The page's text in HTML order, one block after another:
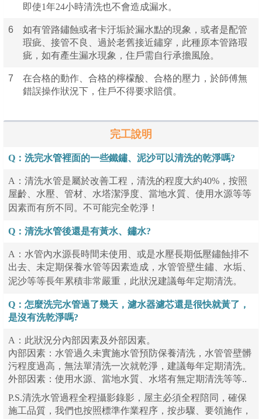
即使1年24小時清洗也不會造成漏水。
6
如有管路鏽蝕或者卡汙垢於漏水點的現象，或者是配管
瑕疵、接管不良、過於老舊接近鏽穿，此種原本管路瑕
疵，如有產生漏水現象，住戶需自行承擔風險。
7
在合格的動作、合格的檸檬酸、合格的壓力，於師傅無
錯誤操作狀況下，住戶不得要求賠償。
完工說明
Q：洗完水管裡面的一些鐵鏽、泥沙可以清洗的乾淨嗎?
A：清洗水管是屬於改善工程，清洗的程度大約40%，按照
屋齡、水壓、管材、水塔潔淨度、當地水質、使用水源等等
因素而有所不同。不可能完全乾淨！
Q：清洗水管後還是有黃水、鏽水?
A：水管內水源長時間未使用、或是水壓長期低壓鏽蝕排不
出去、未定期保養水管等因素造成，水管管壁生鏽、水垢、
泥沙等等長年累積非常嚴重，此狀況建議每年定期清洗。
Q：怎麼洗完水管過了幾天，濾水器濾芯還是很快就黃了，
是沒有洗乾淨嗎?
A：此狀況分內部因素及外部因素。
內部因素：水管過久未實施水管預防保養清洗，水管管壁髒
污程度過高，無法單清洗一次就乾淨，建議每年定期清洗。
外部因素：使用水源、當地水質、水塔有無定期清洗等等..
P.S.清洗水管過程全程攝影錄影，屋主必須全程陪同，確保
施工品質，我們也按照標準作業程序，按步驟、要領施作，